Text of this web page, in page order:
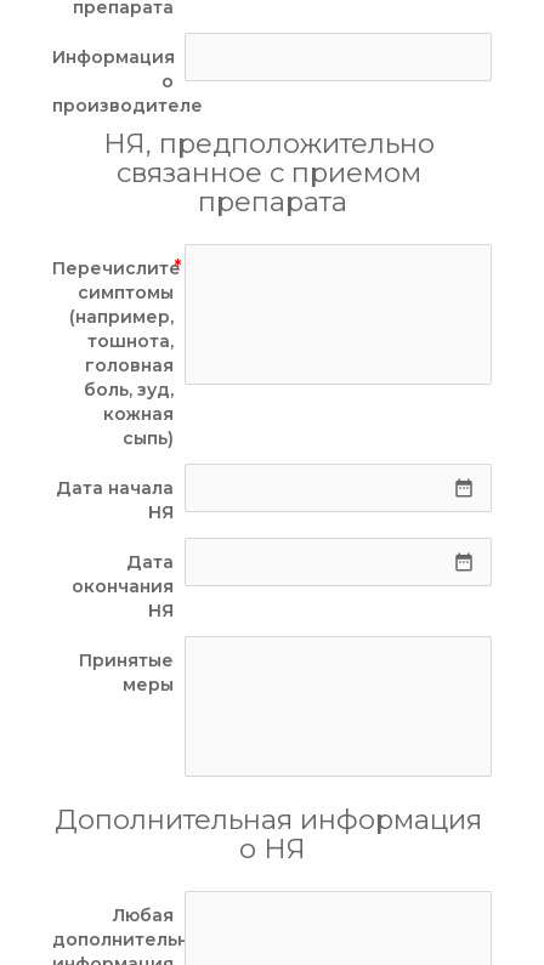
препарата
Информация
о
производителе
НЯ, предположительно
связанное с приемом
препарата
Перечислите
симптомы
(например,
тошнота,
головная
боль, зуд,
кожная
сыпь)
Дата начала
НЯ
date_range
Дата
окончания
НЯ
date_range
Принятые
меры
Дополнительная информация
о НЯ
Любая
дополнительная